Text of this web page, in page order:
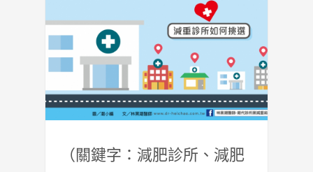
（關鍵字：減肥診所、減肥